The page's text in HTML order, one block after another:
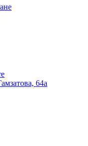
64а